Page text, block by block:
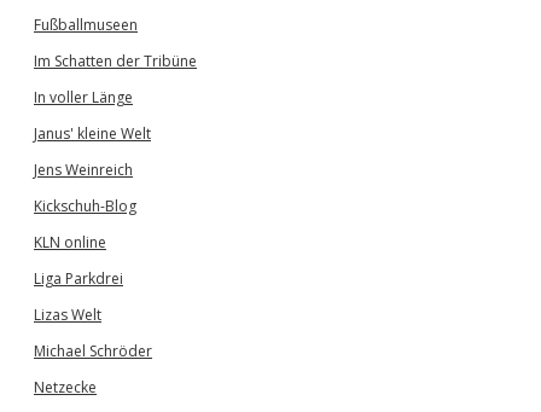
Fußballmuseen
Im Schatten der Tribüne
In voller Länge
Janus' kleine Welt
Jens Weinreich
Kickschuh-Blog
KLN online
Liga Parkdrei
Lizas Welt
Michael Schröder
Netzecke